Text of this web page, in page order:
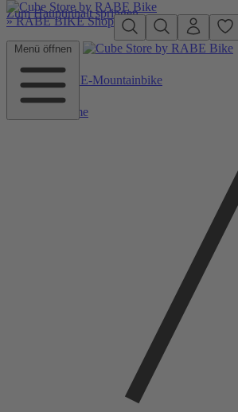
Zum Hauptinhalt springen
»RABE BIKE Shop
Menü öffnen
Zurück zu E-Mountainbike
Home